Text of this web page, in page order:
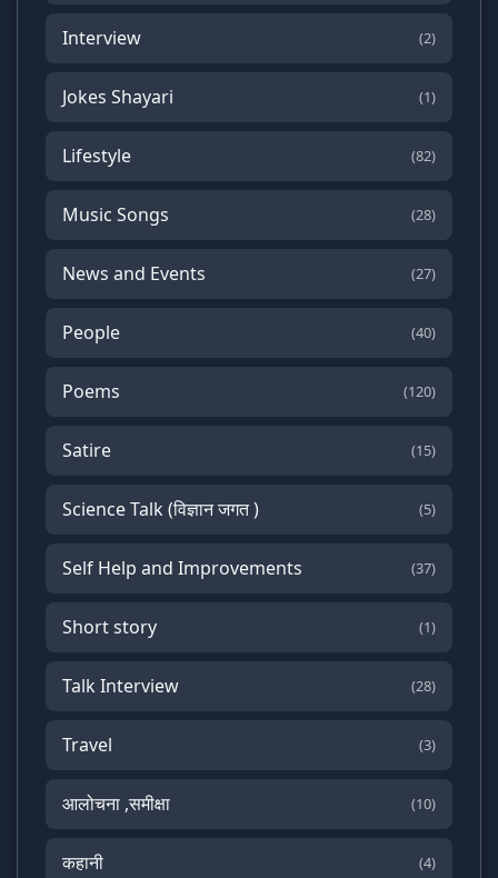
Interview (2)
Jokes Shayari (1)
Lifestyle (82)
Music Songs (28)
News and Events (27)
People (40)
Poems (120)
Satire (15)
Science Talk (विज्ञान जगत ) (5)
Self Help and Improvements (37)
Short story (1)
Talk Interview (28)
Travel (3)
आलोचना ,समीक्षा (10)
कहानी (4)